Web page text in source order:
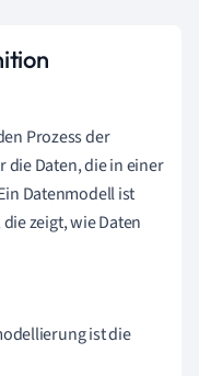
Prozess der
die Daten, die in einer
Datenmodell ist
zeigt, wie Daten
ist die